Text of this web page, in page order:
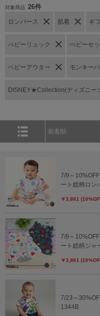
対象商品 26件
ロンパース 肌着 ギ
べビーリュック べビーセッ
ベビーアウター モンキー
DISNEY★Collection(ディズニー
新着順
7/9～
ート総柄ロン
￥3,861
7/9～
ート総柄シャ
￥3,861
7/23～
1344B